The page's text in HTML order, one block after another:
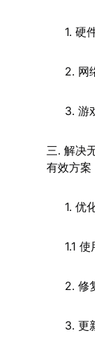
1. 硬
2. 网
3. 游
三. 解决
有效方案
1. 优
1.1
2. 修
3. 更